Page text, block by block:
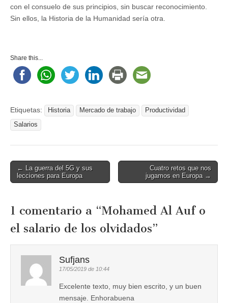
con el consuelo de sus principios, sin buscar reconocimiento.
Sin ellos, la Historia de la Humanidad sería otra.
Share this...
Etiquetas: Historia Mercado de trabajo
Productividad
Salarios
Post
navigation
← La guerra del 5G y sus
lecciones para Europa
Cuatro retos que nos
jugamos en Europa →
1 comentario a “Mohamed Al Auf o
el salario de los olvidados”
Sufjans
17/05/2019 de 10:44
Excelente texto, muy bien escrito, y un buen
mensaje. Enhorabuena